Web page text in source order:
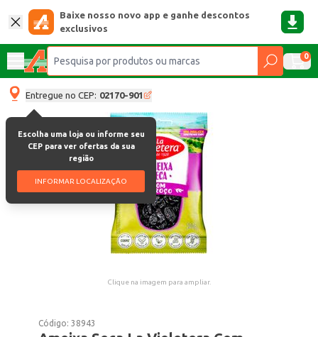
Baixe nosso novo app e ganhe descontos
exclusivos
0
Entregue no CEP: 02170-901
Escolha uma loja ou informe seu
CEP para ver ofertas da sua
região
INFORMAR LOCALIZAÇÃO
Clique na imagem para ampliar.
Código:38943